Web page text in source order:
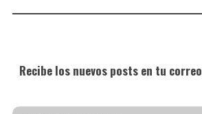
Recibe los nuevos posts en tu correo